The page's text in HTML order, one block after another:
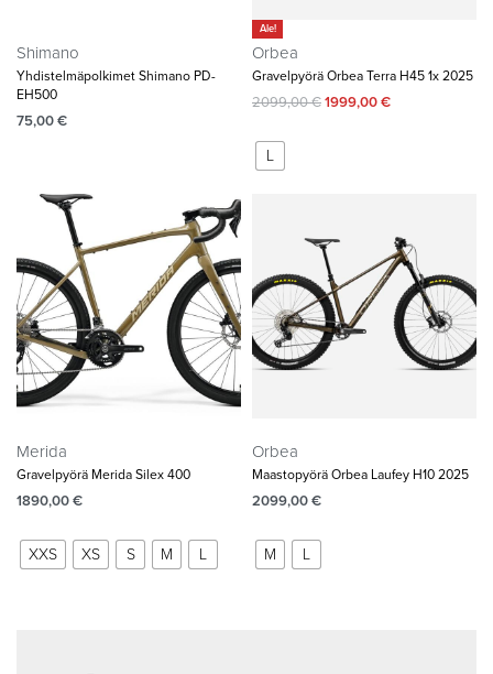
Shimano
Yhdistelmäpolkimet Shimano PD-
EH500
75,00€
Ale!
Orbea
Gravelpyörä Orbea Terra H45 1x 2025
2099,00€1999,00€
L
Merida
Gravelpyörä Merida Silex 400
1890,00€
XXS XS S M L
Orbea
Maastopyörä Orbea Laufey H10 2025
2099,00€
M L